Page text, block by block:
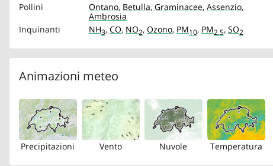
Pollini
Ontano, Betulla, Graminacee, Assenzio,
Ambrosia
Inquinanti
NH3, CO, NO2, Ozono, PM10, PM2.5, SO2
Animazioni meteo
Precipitazioni Vento Nuvole Temperatura